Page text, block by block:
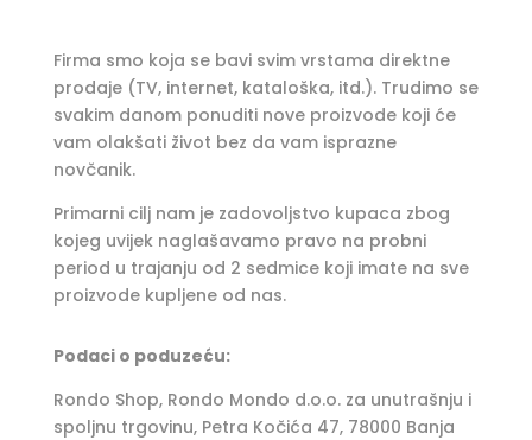
Firma smo koja se bavi svim vrstama direktne
prodaje (TV, internet, kataloška, itd.). Trudimo se
svakim danom ponuditi nove proizvode koji će
vam olakšati život bez da vam isprazne
novčanik.
Primarni cilj nam je zadovoljstvo kupaca zbog
kojeg uvijek naglašavamo pravo na probni
period u trajanju od 2 sedmice koji imate na sve
proizvode kupljene od nas.
Podaci o poduzeću:
Rondo Shop, Rondo Mondo d.o.o. za unutrašnju i
spoljnu trgovinu, Petra Kočića 47, 78000 Banja